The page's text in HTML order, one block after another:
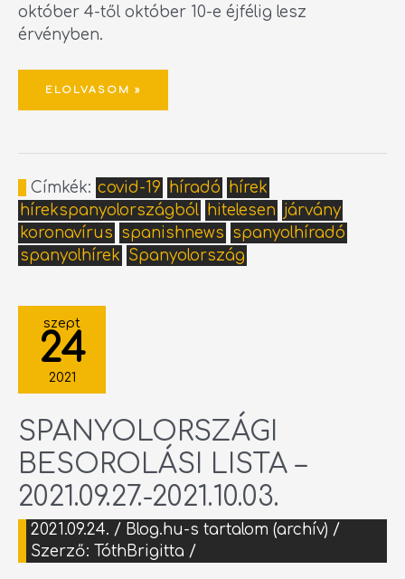
október 4-től október 10-e éjfélig lesz
érvényben.
ELOLVASOM »
Címkék: covid-19 híradó hírek
hírekspanyolországból hitelesen járvány
koronavírus spanishnews spanyolhíradó
spanyolhírek Spanyolország
szept
24
2021
SPANYOLORSZÁGI
BESOROLÁSI LISTA –
2021.09.27.-2021.10.03.
2021.09.24. / Blog.hu-s tartalom (archív) /
Szerző: TóthBrigitta /
SPANYOLORSZÁGI
BESOROLÁSI
LISTA
–
2021.09.27.-2021.10.03.